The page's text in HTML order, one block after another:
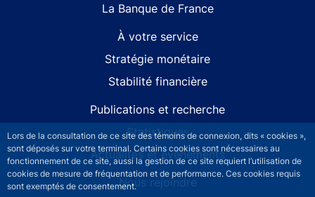
Lors de la consultation de ce site des témoins de connexion, dits « cookies »,
sont déposés sur votre terminal. Certains cookies sont nécessaires au
fonctionnement de ce site, aussi la gestion de ce site requiert l’utilisation de
cookies de mesure de fréquentation et de performance. Ces cookies requis
sont exemptés de consentement.
La Banque de France
À votre service
Stratégie monétaire
Stabilité financière
Publications et recherche
Statistiques
Actualités et événements
Nous rejoindre